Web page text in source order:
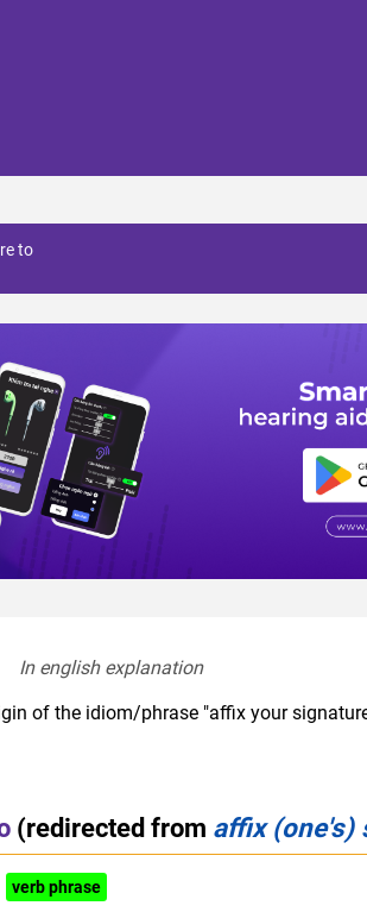
to
In english explanation
of the idiom/phrase "affix your
(redirected from affix (one's)
verb phrase